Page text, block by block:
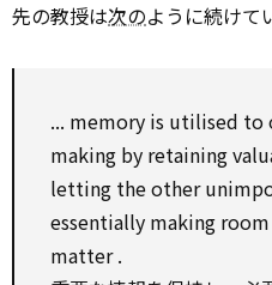
先の教授は次のように続けて
... memory is utilised to
making by retaining
letting the other
essentially making room
matter.